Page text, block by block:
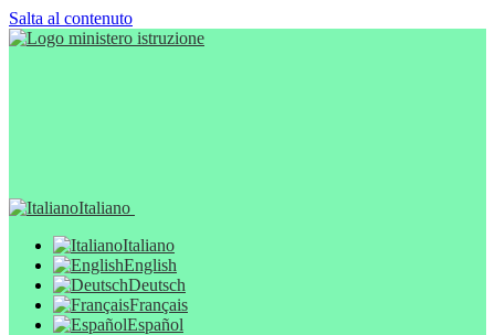
Salta al contenuto
Italiano
Italiano
English
Deutsch
Français
Español